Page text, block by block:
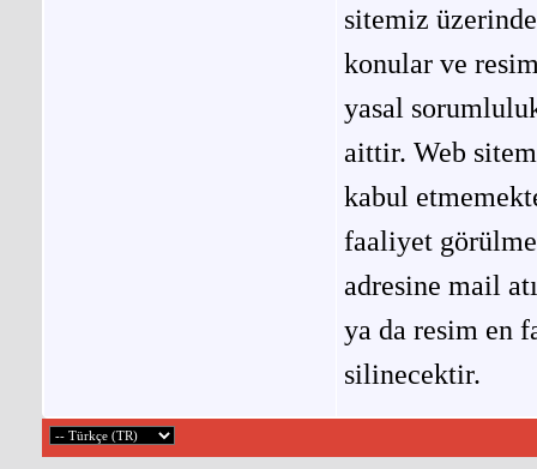
sitemiz
konular ve
yasal
aittir. Web
kabul
faaliyet
adresine mail
ya da resim en
silinecektir.